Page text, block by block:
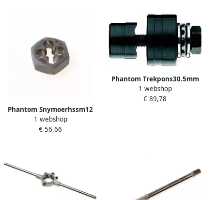
Phantom Snymoerhssm12
1 webshop
€ 56,66
Phantom Trekpons30.5mm
1 webshop
€ 89,78